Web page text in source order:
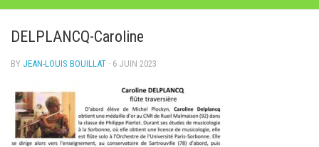
DELPLANCQ-Caroline
BY JEAN-LOUIS BOUILLAT · 6 JUIN 2023